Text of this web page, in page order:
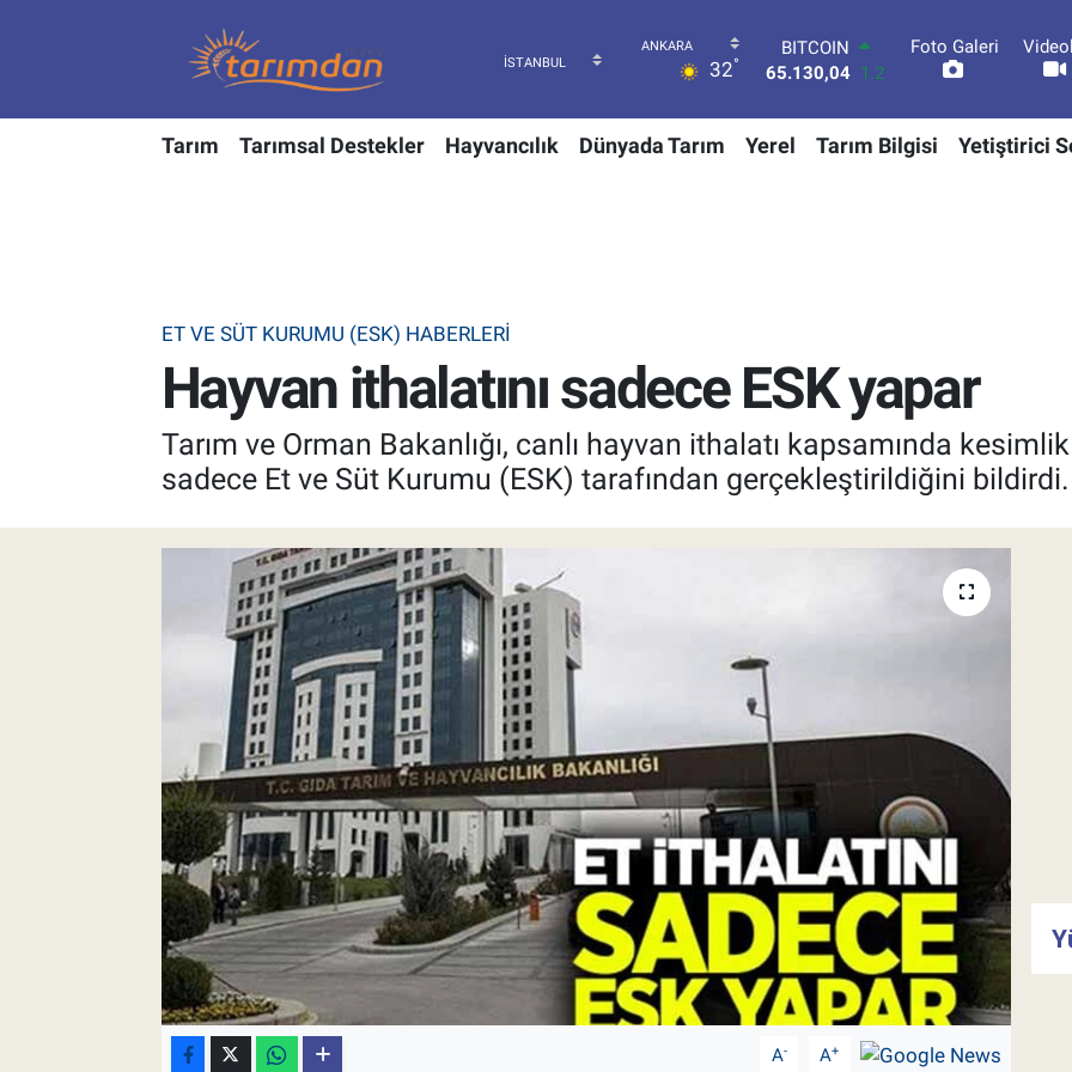
32°
DOLAR
47,7106 0.17
55,1652 0.27
STERLİN
Foto Galeri
Tarım Tarımsal Destekler Hayvancılık Dünyada Tarım Yerel Tarım Bilgisi Yetiştirici
ET VE SÜT KURUMU (ESK) HABERLERI
Hayvan ithalatını sadece ESK yapar
Tarım ve Orman Bakanlığı, canlı hayvan ithalatı kapsamında
sadece Et ve Süt Kurumu (ESK) tarafından gerçekleştirildiğini bildirdi.
A- A+
Hayvancılık
Tarımsal Destekler
Tarım Bakanlığı
Yetiştirici Soruyor
Dünyada Tarım
Üretici Birlikleri
Şeker ve Şekerli Mamüller
Tahıllar ve Baklagiller
Nöbetçi Eczaneler
Hava Durumu
Tüm Manşetler
Son Dakika Haberleri
Haber Arşivi